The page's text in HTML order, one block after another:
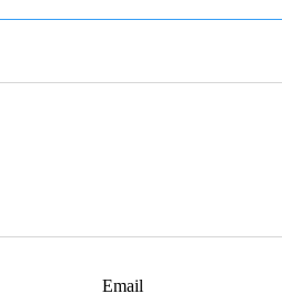
Email